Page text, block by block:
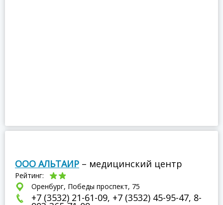
ООО АЛЬТАИР – медицинский центр
Рейтинг:
Оренбург, Победы проспект, 75
+7 (3532) 21-61-09, +7 (3532) 45-95-47, 8-